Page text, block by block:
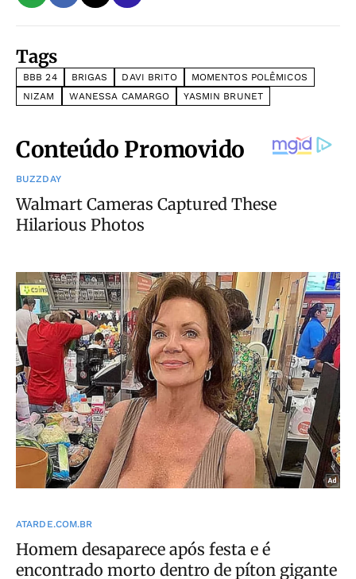
Tags
BBB 24 BRIGAS DAVI BRITO
MOMENTOS POLÊMICOS
NIZAM
WANESSA CAMARGO YASMIN BRUNET